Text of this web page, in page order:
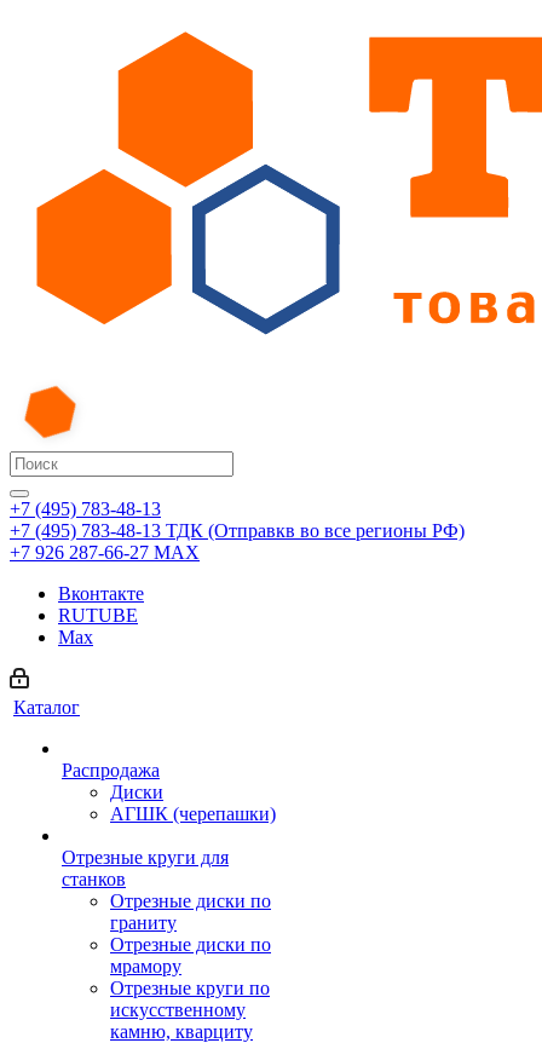
+7 (495) 783-48-13
+7 (495) 783-48-13 ТДК (Отправкв во все регионы РФ)
+7 926 287-66-27 МАХ
Вконтакте
RUTUBE
Max
Каталог
Распродажа
Диски
АГШК (черепашки)
Отрезные круги для
станков
Отрезные диски по
граниту
Отрезные диски по
мрамору
Отрезные круги по
искусственному
камню, кварциту